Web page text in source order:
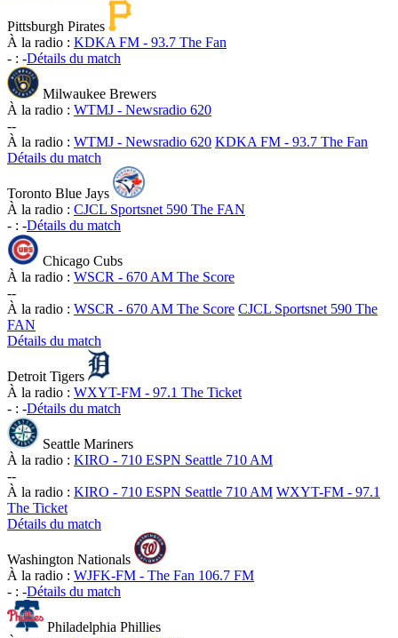
Pittsburgh Pirates
À la radio : KDKA FM - 93.7 The Fan
- : -Détails du match
Milwaukee Brewers
À la radio : WTMJ - Newsradio 620
--
À la radio : WTMJ - Newsradio 620 KDKA FM - 93.7 The Fan
Détails du match
Toronto Blue Jays
À la radio : CJCL Sportsnet 590 The FAN
- : -Détails du match
Chicago Cubs
À la radio : WSCR - 670 AM The Score
--
À la radio : WSCR - 670 AM The Score CJCL Sportsnet 590 The
FAN
Détails du match
Detroit Tigers
À la radio : WXYT-FM - 97.1 The Ticket
- : -Détails du match
Seattle Mariners
À la radio : KIRO - 710 ESPN Seattle 710 AM
--
À la radio : KIRO - 710 ESPN Seattle 710 AM WXYT-FM - 97.1
The Ticket
Détails du match
Washington Nationals
À la radio : WJFK-FM - The Fan 106.7 FM
- : -Détails du match
Philadelphia Phillies